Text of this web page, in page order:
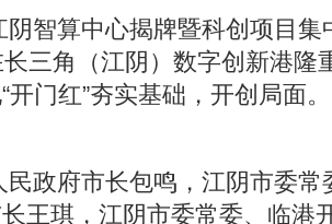
阴智算中心揭牌暨科创项目集
三角（江阴）数字创新港隆
开门红”夯实基础，开创局面。
民政府市长包鸣 ，江阴市委
王琪，江阴市委常委、临港